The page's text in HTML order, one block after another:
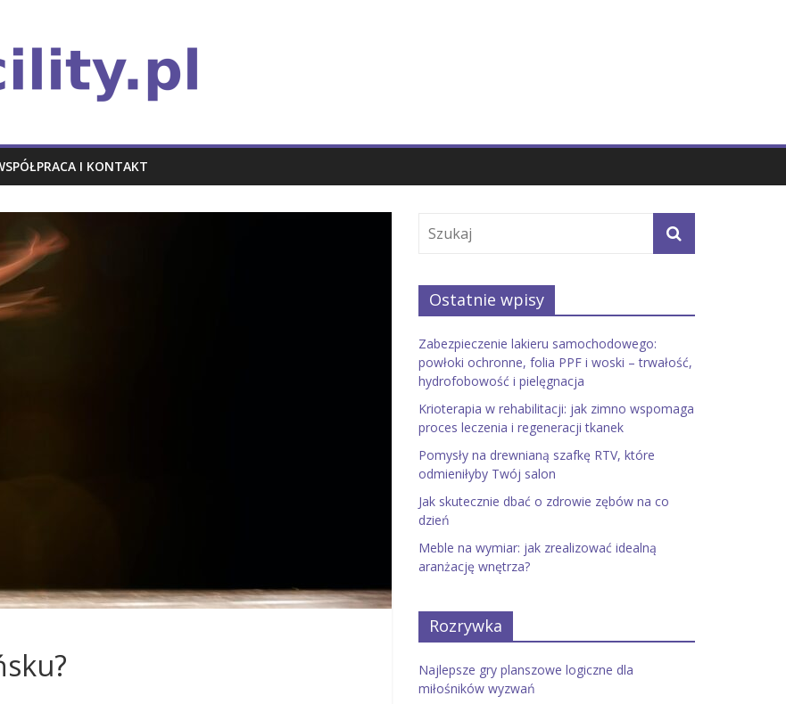
I KONTAKT
Ostatnie wpisy
Zabezpieczenie lakieru samochodowego:
powłoki ochronne, folia PPF i woski – trwałość,
hydrofobowość i pielęgnacja
Krioterapia w rehabilitacji: jak zimno wspomaga
proces leczenia i regeneracji tkanek
Pomysły na drewnianą szafkę RTV, które
odmieniłyby Twój salon
Jak skutecznie dbać o zdrowie zębów na co
dzień
Meble na wymiar: jak zrealizować idealną
aranżację wnętrza?
Rozrywka
Najlepsze gry planszowe logiczne dla
miłośników wyzwań